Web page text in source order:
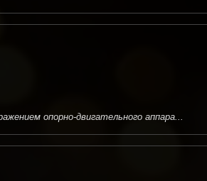
опорно-двигательного аппара...